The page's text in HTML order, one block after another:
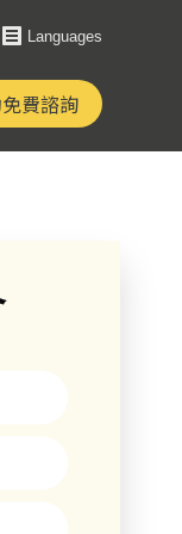
Languages
費諮詢